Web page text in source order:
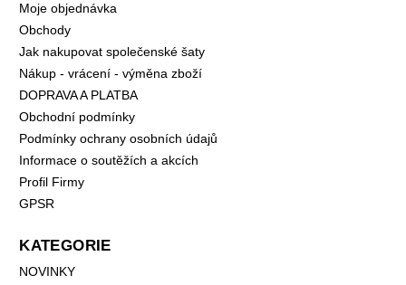
Moje objednávka
Obchody
Jak nakupovat společenské šaty
Nákup - vrácení - výměna zboží
DOPRAVA A PLATBA
Obchodní podmínky
Podmínky ochrany osobních údajů
Informace o soutěžích a akcích
Profil Firmy
GPSR
KATEGORIE
NOVINKY